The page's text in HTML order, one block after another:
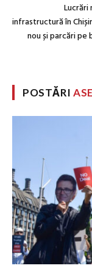
Lucrări
infrastructură în
nou și parcări pe
POSTĂRI